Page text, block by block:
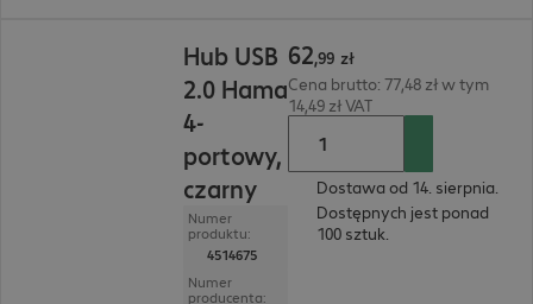
Hub USB
2.0 Hama
4-
portowy,
czarny
Numer
produktu:
4514675
Numer
producenta:
62,99 zł
Cena brutto: 77,48 zł w tym
14,49 zł VAT
Dostawa od 14. sierpnia.
Dostępnych jest ponad
100 sztuk.